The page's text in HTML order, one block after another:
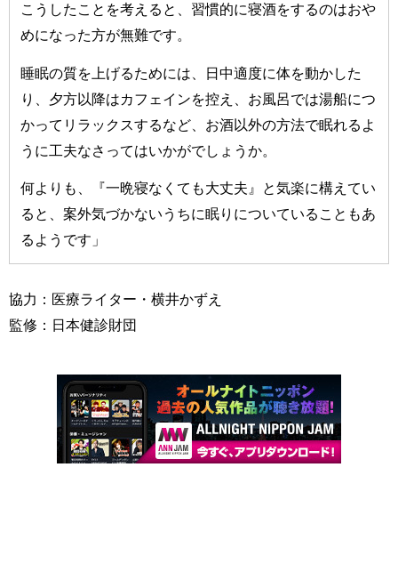
こうしたことを考えると、習慣的に寝酒をするのはおや
めになった方が無難です。
睡眠の質を上げるためには、日中適度に体を動かした
り、夕方以降はカフェインを控え、お風呂では湯船につ
かってリラックスするなど、お酒以外の方法で眠れるよ
うに工夫なさってはいかがでしょうか。
何よりも、『一晩寝なくても大丈夫』と気楽に構えてい
ると、案外気づかないうちに眠りについていることもあ
るようです」
協力：医療ライター・横井かずえ
監修：日本健診財団